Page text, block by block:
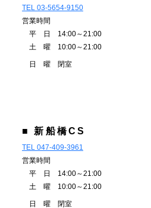
TEL 03-5654-9150
営業時間
平 日 14:00～21:00
土 曜 10:00～21:00
日 曜 閉室
■ 新船橋CS
TEL 047-409-3961
営業時間
平 日 14:00～21:00
土 曜 10:00～21:00
日 曜 閉室